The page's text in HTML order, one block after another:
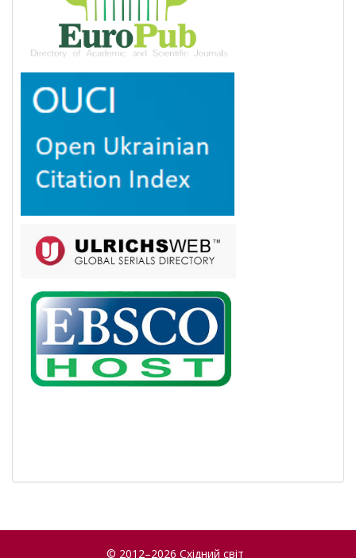
© 2012–2026 Східний світ